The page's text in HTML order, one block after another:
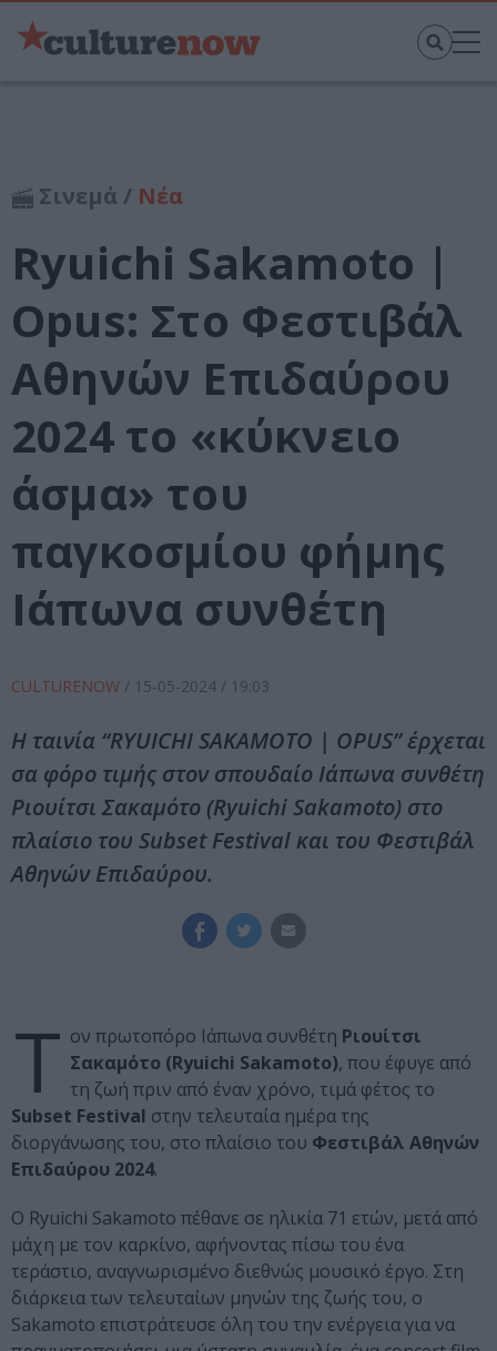
Σινεμά / Νέα
Ryuichi Sakamoto |
Opus: Στο Φεστιβάλ
Αθηνών Επιδαύρου
2024 το «κύκνειο
άσμα» του
παγκοσμίου φήμης
Ιάπωνα συνθέτη
CULTURENOW / 15-05-2024 / 19:03
Η ταινία “RYUICHI SAKAMOTO | OPUS” έρχεται
σα φόρο τιμής στον σπουδαίο Ιάπωνα συνθέτη
Ριουίτσι Σακαμότο (Ryuichi Sakamoto) στο
πλαίσιο του Subset Festival και του Φεστιβάλ
Αθηνών Επιδαύρου.
Τ ον πρωτοπόρο Ιάπωνα συνθέτη Ριουίτσι
Σακαμότο (Ryuichi Sakamoto), που έφυγε από
τη ζωή πριν από έναν χρόνο, τιμά φέτος το
Subset Festival στην τελευταία ημέρα της
διοργάνωσης του, στο πλαίσιο του Φεστιβάλ Αθηνών
Επιδαύρου 2024.
Ο Ryuichi Sakamoto πέθανε σε ηλικία 71 ετών, μετά από
μάχη με τον καρκίνο, αφήνοντας πίσω του ένα
τεράστιο, αναγνωρισμένο διεθνώς μουσικό έργο. Στη
διάρκεια των τελευταίων μηνών της ζωής του, ο
Sakamoto επιστράτευσε όλη του την ενέργεια για να